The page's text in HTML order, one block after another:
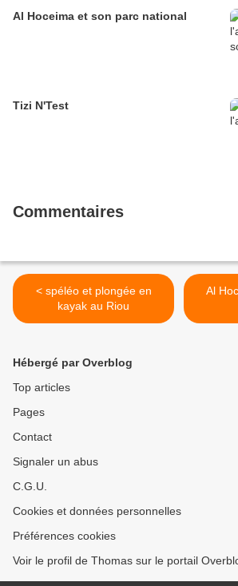
Al Hoceima et son parc national
Tizi N'Test
Commentaires
< spéléo et plongée en
kayak au Riou
Al
Hébergé par Overblog
Top articles
Pages
Contact
Signaler un abus
C.G.U.
Cookies et données personnelles
Préférences cookies
Voir le profil de Thomas sur le portail